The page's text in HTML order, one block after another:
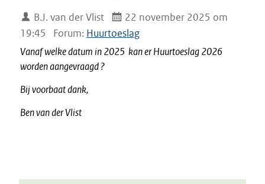
B.J. van der Vlist
22 november 2025 om
19:45
Forum: Huurtoeslag
Vanaf welke datum in 2025 kan er Huurtoeslag 2026
worden aangevraagd ?
Bij voorbaat dank,
Ben van der Vlist